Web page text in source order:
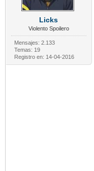
Licks
Violento Spoilero
Mensajes: 2.133
Temas: 19
Registro en: 14-04-2016